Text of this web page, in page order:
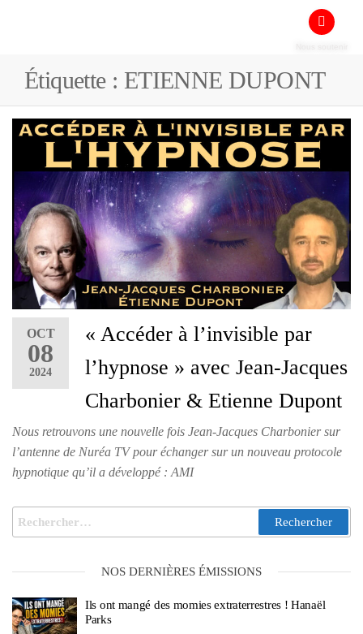
Étiquette : ETIENNE DUPONT
OCT
08
2024
« Accéder à l’invisible par
l’hypnose » avec Jean-Jacques
Charbonier & Etienne Dupont
Nous retrouvons une nouvelle fois Jean-Jacques Charbonier sur
l’antenne de Nuréa TV pour échanger sur un nouveau protocole
hypnotique qu’il a développé : AMI
NOS DERNIÈRES ÉMISSIONS
Ils ont mangé des momies extraterrestres ! Hanaël
Parks